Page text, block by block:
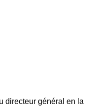
directeur général en la